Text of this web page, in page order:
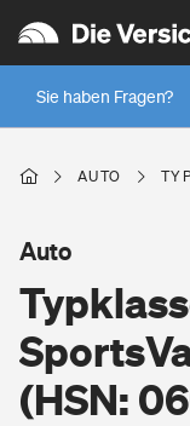
Sie haben Fragen?
Wer versichert was:
Regionalklassen:
Wer versichert
Wohnen
AUTO
(HSN:
Auto